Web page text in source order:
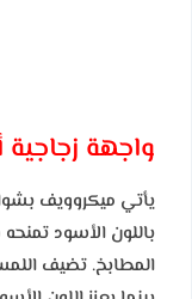
واجهة زجاجية
يأتي ميكروويف
باللون الأسود
المطابخ. تضيف